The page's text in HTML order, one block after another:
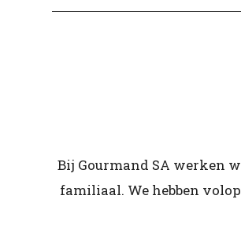
Bij Gourmand SA werken
familiaal. We hebben